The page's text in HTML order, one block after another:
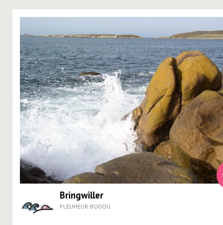
Bringwiller
PLEUMEUR-BODOU